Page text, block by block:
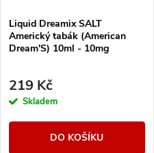
Liquid Dreamix SALT
Americký tabák (American
Dream'S) 10ml - 10mg
219 Kč
Skladem
DO KOŠÍKU